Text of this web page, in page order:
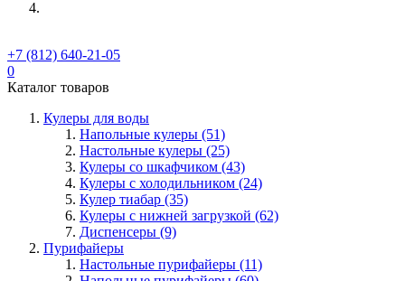
+7 (812) 640-21-05
0
Каталог товаров
Кулеры для воды
Напольные кулеры (51)
Настольные кулеры (25)
Кулеры со шкафчиком (43)
Кулеры с холодильником (24)
Кулер тиабар (35)
Кулеры с нижней загрузкой (62)
Диспенсеры (9)
Пурифайеры
Настольные пурифайеры (11)